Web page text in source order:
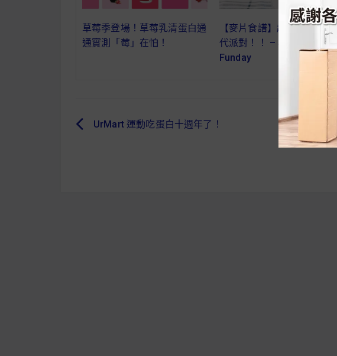
草莓季登場！草莓乳清蛋白通
通實測「莓」在怕！
【麥片食譜】超華麗 果昔聖
代派對！！ – Sundae
Funday
文
UrMart 運動吃蛋白十週年了！